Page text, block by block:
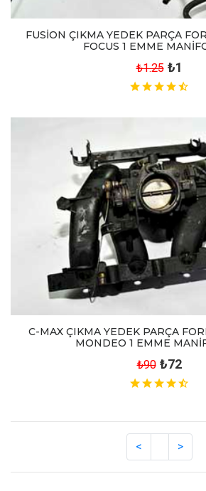
FUSİON ÇIKMA YEDEK PARÇA
FOCUS 1 EMME
₺1.25 ₺1
C-MAX ÇIKMA YEDEK PARÇA
MONDEO 1 EMME
₺90 ₺72